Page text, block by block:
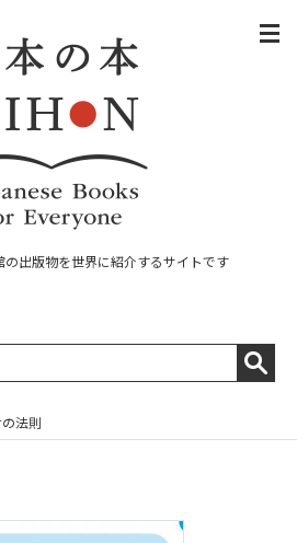
の出版物を世界に紹介するサイトです
法則